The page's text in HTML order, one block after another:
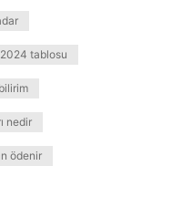
tablosu
nedir
ödenir